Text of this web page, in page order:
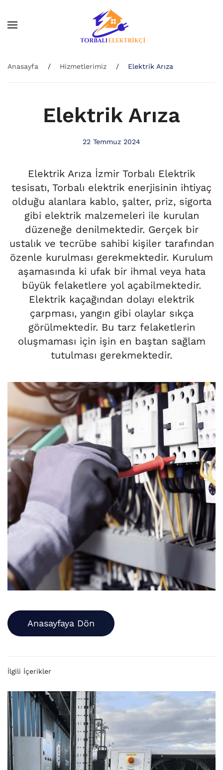
Skip to main content
Anasayfa Hizmetlerimiz Elektrik Arıza
Elektrik Arıza
22 Temmuz 2024
Elektrik Arıza İzmir Torbalı Elektrik
tesisatı, Torbalı elektrik enerjisinin ihtiyaç
olduğu alanlara kablo, şalter, priz, sigorta
gibi elektrik malzemeleri ile kurulan
düzeneğe denilmektedir. Gerçek bir
ustalık ve tecrübe sahibi kişiler tarafından
özenle kurulması gerekmektedir. Kurulum
aşamasında ki ufak bir ihmal veya hata
büyük felaketlere yol açabilmektedir.
Elektrik kaçağından dolayı elektrik
çarpması, yangın gibi olaylar sıkça
görülmektedir. Bu tarz felaketlerin
oluşmaması için işin en baştan sağlam
tutulması gerekmektedir.
Anasayfaya Dön
İlgili İçerikler